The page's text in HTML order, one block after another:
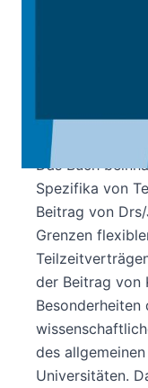
Das Buch
Spezifika von
Beitrag von
Grenzen
der Beitrag von
Besonderheiten
des
Universitäten.